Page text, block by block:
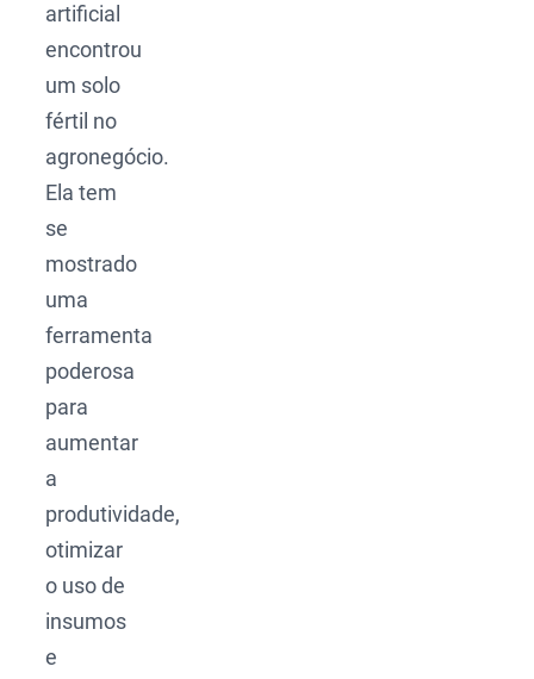
artificial
encontrou
um solo
fértil no
agronegócio.
Ela tem
se
mostrado
uma
ferramenta
poderosa
para
aumentar
a
produtividade,
otimizar
o uso de
insumos
e